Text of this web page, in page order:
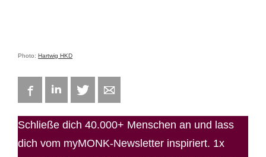
Photo: Hartwig HKD
FacebookLinkedIn Twitter
Schließe dich 40.000+ Menschen an und lass
dich vom myMONK-Newsletter inspiriert. 1x